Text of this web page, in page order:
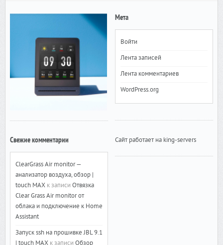
Свежие комментарии
ClearGrass Air monitor —
анализатор воздуха, обзор |
touch MAXк записи Отвязка
Clear Grass Air monitor от
облака и подключение к Home
Assistant
Запуск ssh на прошивке JBL 9.1
Мета
Войти
Лента записей
Лента комментариев
WordPress.org
Сайт работает на king-servers